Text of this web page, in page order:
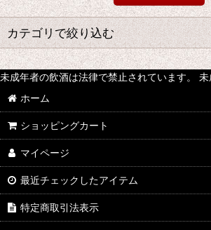
カテゴリで絞り込む
日本酒 (全商品)
北海道
東北
中部
近畿
未成年者の飲酒は法律で禁止されています。
ホーム
ショッピングカート
マイページ
最近チェックしたアイテム
特定商取引法表示